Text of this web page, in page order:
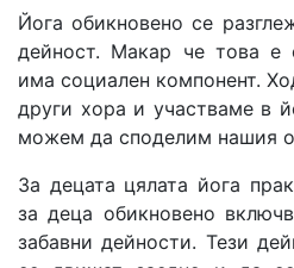
Йога обикновено се
дейност. Макар че това е
има социален компонент.
други хора и участваме в
можем да споделим нашия
За децата цялата йога
за деца обикновено
забавни дейности. Тези